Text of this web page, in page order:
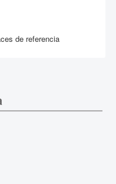
de referencia